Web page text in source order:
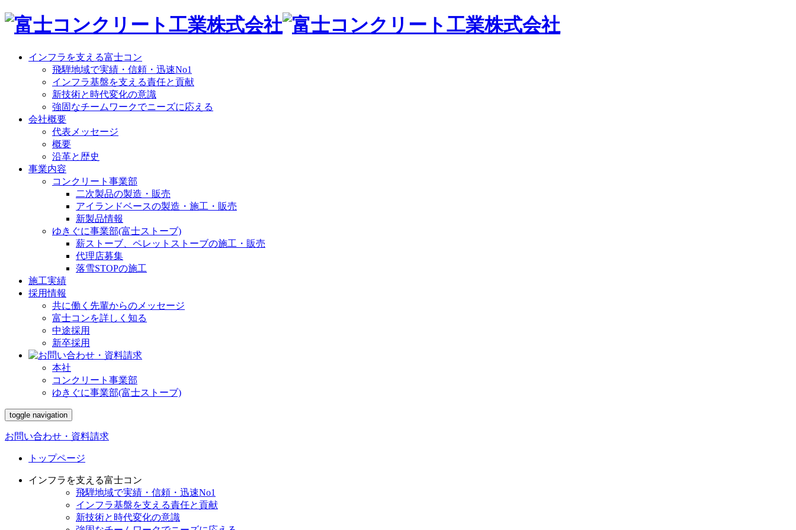
インフラを支える富士コン
飛騨地域で実績・信頼・迅速No1
インフラ基盤を支える責任と貢献
新技術と時代変化の意識
強固なチームワークでニーズに応える
会社概要
代表メッセージ
概要
沿革と歴史
事業内容
コンクリート事業部
二次製品の製造・販売
アイランドベースの製造・施工・販売
新製品情報
ゆきぐに事業部(富士ストーブ)
薪ストーブ、ペレットストーブの施工・販売
代理店募集
落雪STOPの施工
施工実績
採用情報
共に働く先輩からのメッセージ
富士コンを詳しく知る
中途採用
新卒採用
本社
コンクリート事業部
ゆきぐに事業部(富士ストーブ)
toggle navigation
お問い合わせ・資料請求
トップページ
インフラを支える富士コン
飛騨地域で実績・信頼・迅速No1
インフラ基盤を支える責任と貢献
新技術と時代変化の意識